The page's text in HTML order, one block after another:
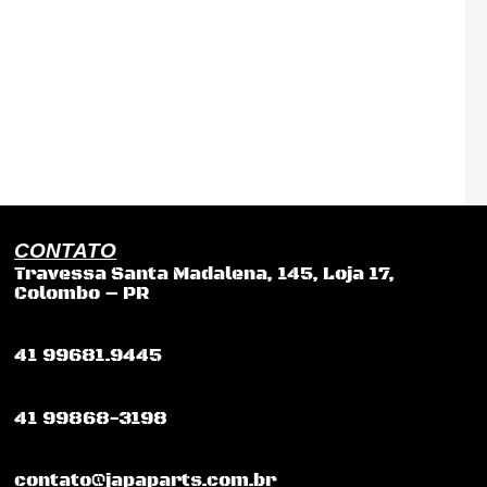
CONTATO
Travessa Santa Madalena, 145, Loja 17,
Colombo – PR
41 99681.9445
41 99868-3198
contato@japaparts.com.br